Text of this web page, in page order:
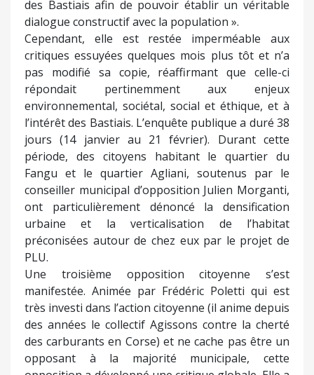
Le projet de plan local d’urbanisme (PLU) de la
Ville de Bastia est durement critiqué. La
majorité municipale, à ce jour, ne lâche rien.
Un de ses opposants non plus.
Le 14 mars de l’an passé, le projet de révision du
PLU de Bastia a été présenté, défendu et voté par
la majorité municipale. L’opposition a vivement
critiqué la copie. L’enquête publique a été lancée
au début de cette année. La municipalité bastiaise
a alors affirmé souhaiter « une large participation
des Bastiais afin de pouvoir établir un véritable
dialogue constructif avec la population ».
Cependant, elle est restée imperméable aux
critiques essuyées quelques mois plus tôt et n’a
pas modifié sa copie, réaffirmant que celle-ci
répondait pertinemment aux enjeux
environnemental, sociétal, social et éthique, et à
l’intérêt des Bastiais. L’enquête publique a duré 38
jours (14 janvier au 21 février). Durant cette
période, des citoyens habitant le quartier du